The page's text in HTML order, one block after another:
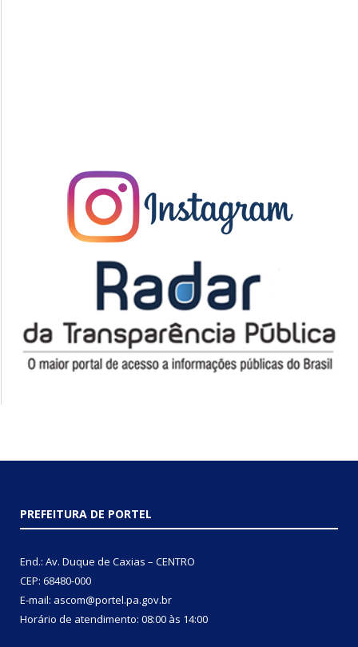
PREFEITURA DE PORTEL
End.: Av. Duque de Caxias – CENTRO
CEP: 68480-000
E-mail: ascom@portel.pa.gov.br
Horário de atendimento: 08:00 às 14:00